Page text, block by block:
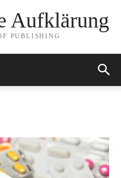
Aufklärung
PUBLISHING